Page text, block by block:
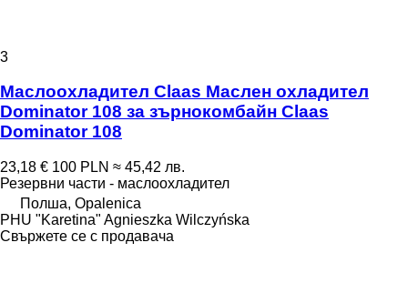
3
Маслоохладител Claas Маслен охладител
Dominator 108 за зърнокомбайн Claas
Dominator 108
23,18 € 100 PLN ≈ 45,42 лв.
Резервни части - маслоохладител
Полша, Opalenica
PHU "Karetina" Agnieszka Wilczyńska
Свържете се с продавача